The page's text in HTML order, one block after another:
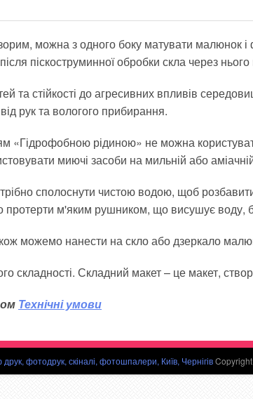
можна з одного боку матувати малюнок
піскоструминної обробки скла через
та стійкості до агресивних впливів
рук та вологого прибирання.
«Гідрофобною рідиною» не можна
миючі засоби на мильній або
сполоснути чистою водою, щоб
протерти м'яким рушником, що висушує воду,
можемо нанести на скло або дзеркало
складності. Складний макет – це макет,
Технічні умови
фотодрук, скіналі, фотошпалери, Київ, Чернігів